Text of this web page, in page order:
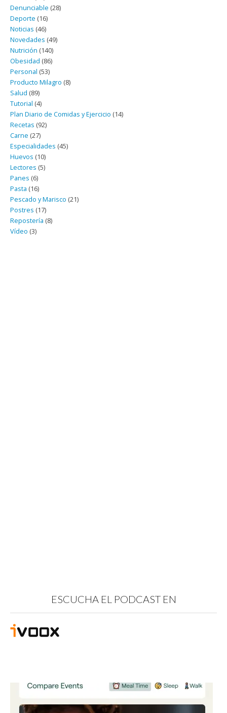
Denunciable (28)
Deporte (16)
Noticias (46)
Novedades (49)
Nutrición (140)
Obesidad (86)
Personal (53)
Producto Milagro (8)
Salud (89)
Tutorial (4)
Plan Diario de Comidas y Ejercicio (14)
Recetas (92)
Carne (27)
Especialidades (45)
Huevos (10)
Lectores (5)
Panes (6)
Pasta (16)
Pescado y Marisco (21)
Postres (17)
Repostería (8)
Vídeo (3)
ESCUCHA EL PODCAST EN